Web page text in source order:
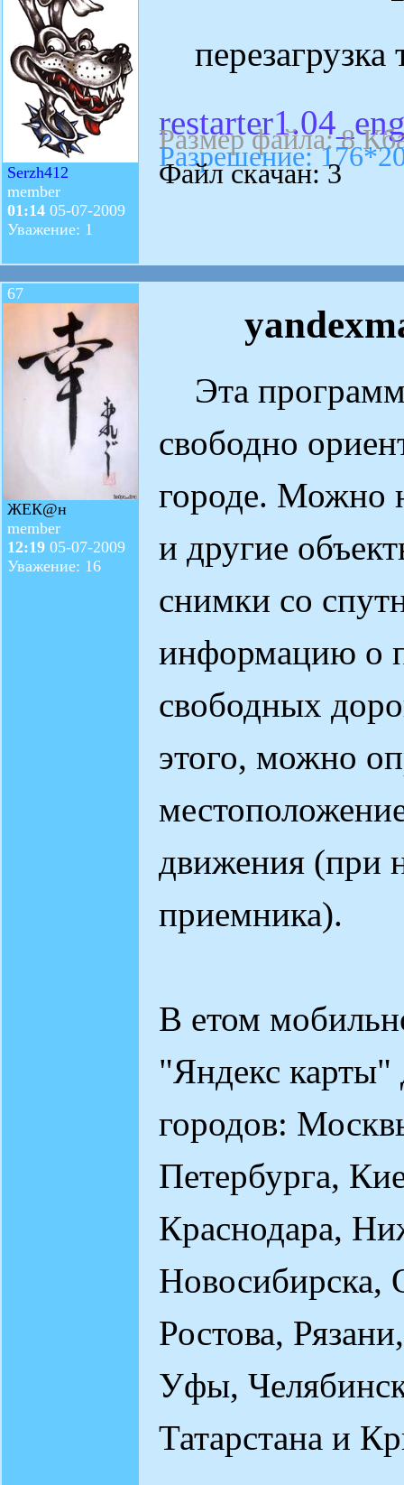
Serzh412
member
01:14 05-07-2009
Уважение: 1
перезагрузка
Размер файла: 8
Разрешение:
Файл скачан: 3
67
ЖЕК@н
member
12:19 05-07-2009
Уважение: 16
Эта
свободно
городе. Можно
и другие
снимки со
информацию о
свободных
этого, можно
движения (при
приемника).
В етом
"Яндекс карты"
городов:
Петербурга,
Краснодара,
Новосибирска,
Ростова,
Уфы,
Татарстана и